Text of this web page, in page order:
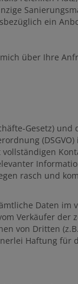
ein
über Ihre
Gesetz)
rasch und
Daten im
Verkäufer der
von Dritten
Haftung für